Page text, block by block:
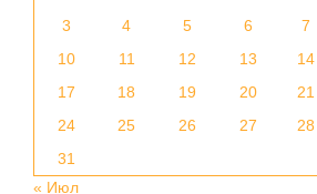
3
4 5 6 7
10
11 12 13 14
17
18 19 20 21
24
25 26 27 28
31
« Июл